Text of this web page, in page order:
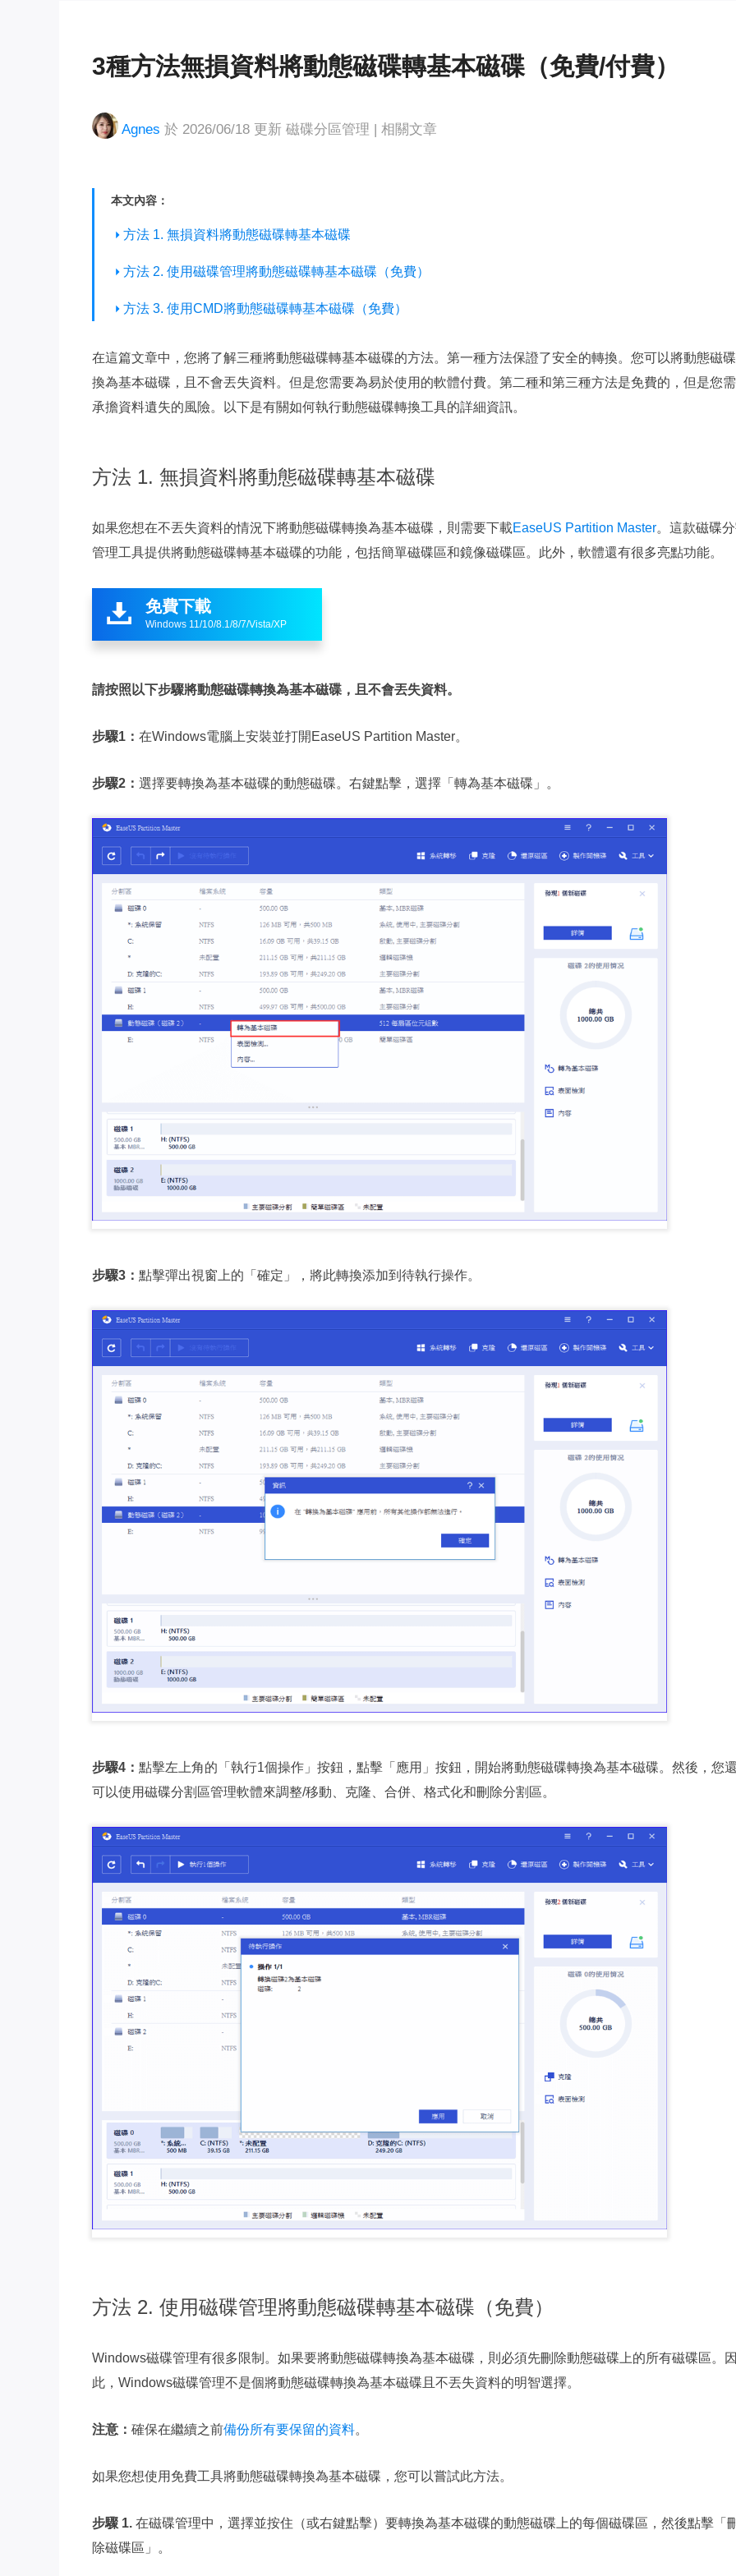
EDB 資料還原 & 修復
3種方法無損資料將動態磁碟轉基本磁碟（免費/付費）
Agnes 於 2026/06/18 更新 磁碟分區管理 | 相關文章
本文內容：
方法 1. 無損資料將動態磁碟轉基本磁碟
方法 2. 使用磁碟管理將動態磁碟轉基本磁碟（免費）
方法 3. 使用CMD將動態磁碟轉基本磁碟（免費）
在這篇文章中，您將了解三種將動態磁碟轉基本磁碟的方法。第一種方法保證了安全的轉換。您可以將動態磁
換為基本磁碟，且不會丟失資料。但是您需要為易於使用的軟體付費。第二種和第三種方法是免費的，但是您
承擔資料遺失的風險。以下是有關如何執行動態磁碟轉換工具的詳細資訊。
方法 1. 無損資料將動態磁碟轉基本磁碟
如果您想在不丟失資料的情況下將動態磁碟轉換為基本磁碟，則需要下載EaseUS Partition Master。這款磁碟
管理工具提供將動態磁碟轉基本磁碟的功能，包括簡單磁碟區和鏡像磁碟區。此外，軟體還有很多亮點功能。
 免費下載
Windows 11/10/8.1/8/7/Vista/XP
請按照以下步驟將動態磁碟轉換為基本磁碟，且不會丟失資料。
步驟1： 在Windows電腦上安裝並打開EaseUS Partition Master。
步驟2： 選擇要轉換為基本磁碟的動態磁碟。右鍵點擊，選擇「轉為基本磁碟」。
步驟3： 點擊彈出視窗上的「確定」，將此轉換添加到待執行操作。
步驟4： 點擊左上角的「執行1個操作」按鈕，點擊「應用」按鈕，開始將動態磁碟轉換為基本磁碟。然後，您
可以使用磁碟分割區管理軟體來調整/移動、克隆、合併、格式化和刪除分割區。
方法 2. 使用磁碟管理將動態磁碟轉基本磁碟（免費）
Windows磁碟管理有很多限制。如果要將動態磁碟轉換為基本磁碟，則必須先刪除動態磁碟上的所有磁碟區。
此，Windows磁碟管理不是個將動態磁碟轉換為基本磁碟且不丟失資料的明智選擇。
注意： 確保在繼續之前備份所有要保留的資料。
如果您想使用免費工具將動態磁碟轉換為基本磁碟，您可以嘗試此方法。
步驟 1. 在磁碟管理中，選擇並按住（或右鍵點擊）要轉換為基本磁碟的動態磁碟上的每個磁碟區，然後點擊「
除磁碟區」。